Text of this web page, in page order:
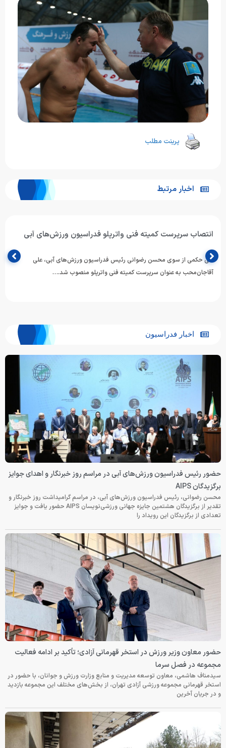
پرینت مطلب
اخبار مرتبط
انتصاب سرپرست کمیته فنی واترپلو فدراسیون ورزش‌های آبی
طی حکمی از سوی محسن رضوانی رئیس فدراسیون ورزش‌های آبی، علی
آقاجان‌محب به عنوان سرپرست کمیته فنی واترپلو منصوب شد.…
اخبار فدراسیون
حضور رئیس فدراسیون ورزش‌های آبی در مراسم روز خبرنگار و اهدای جوایز
برگزیدگان AIPS
محسن رضوانی، رئیس فدراسیون ورزش‌های آبی، در مراسم گرامیداشت روز خبرنگار و
تقدیر از برگزیدگان هشتمین جایزه جهانی ورزشی‌نویسان AIPS حضور یافت و جوایز
تعدادی از برگزیدگان این رویداد را
حضور معاون وزیر ورزش در استخر قهرمانی آزادی؛ تأکید بر ادامه فعالیت
مجموعه در فصل سرما
سیدمناف هاشمی، معاون توسعه مدیریت و منابع وزارت ورزش و جوانان، با حضور در
استخر قهرمانی مجموعه ورزشی آزادی تهران، از بخش‌های مختلف این مجموعه بازدید
و در جریان آخرین